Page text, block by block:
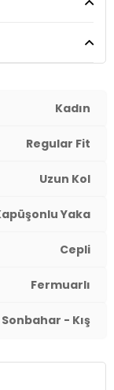
/ Göğüs:
Kadın
Regular Fit
Uzun Kol
Yaka
Cepli
Fermuarlı
Sonbahar - Kış